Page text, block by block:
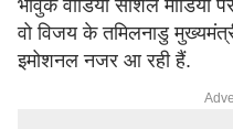
भावुक वीडियो सोशल मीडिया
वो विजय के तमिलनाडु
इमोशनल नजर आ रही हैं.